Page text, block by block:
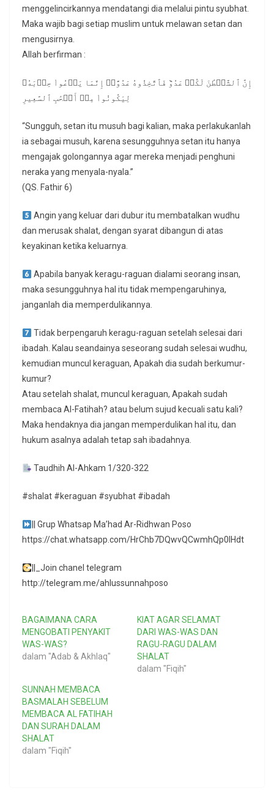
menggelincirkannya mendatangi dia melalui pintu syubhat.
Maka wajib bagi setiap muslim untuk melawan setan dan
mengusirnya.
Allah berfirman :
إِنَّ ٱلشَّيۡطَٰنَ لَكُمۡ عَدُوّٞ فَٱتَّخِذُوهُ عَدُوًّاۚ إِنَّمَا يَدۡعُواْ حِزۡبَهُۥ
لِيَكُونُواْ مِنۡ أَصۡحَٰبِ ٱلسَّعِيرِ
“Sungguh, setan itu musuh bagi kalian, maka perlakukanlah
ia sebagai musuh, karena sesungguhnya setan itu hanya
mengajak golongannya agar mereka menjadi penghuni
neraka yang menyala-nyala.”
(QS. Fathir 6)
Angin yang keluar dari dubur itu membatalkan wudhu
dan merusak shalat, dengan syarat dibangun di atas
keyakinan ketika keluarnya.
Apabila banyak keragu-raguan dialami seorang insan,
maka sesungguhnya hal itu tidak mempengaruhinya,
janganlah dia memperdulikannya.
Tidak berpengaruh keragu-raguan setelah selesai dari
ibadah. Kalau seandainya seseorang sudah selesai wudhu,
kemudian muncul keraguan, Apakah dia sudah berkumur-
kumur?
Atau setelah shalat, muncul keraguan, Apakah sudah
membaca Al-Fatihah? atau belum sujud kecuali satu kali?
Maka hendaknya dia jangan memperdulikan hal itu, dan
hukum asalnya adalah tetap sah ibadahnya.
Taudhih Al-Ahkam 1/320-322
#shalat #keraguan #syubhat #ibadah
|| Grup Whatsap Ma’had Ar-Ridhwan Poso
https://chat.whatsapp.com/HrChb7DQwvQCwmhQp0lHdt
||_Join chanel telegram
http://telegram.me/ahlussunnahposo
BAGAIMANA CARA
MENGOBATI PENYAKIT
WAS-WAS?
dalam "Adab & Akhlaq"
KIAT AGAR SELAMAT
DARI WAS-WAS DAN
RAGU-RAGU DALAM
SHALAT
dalam "Fiqih"
SUNNAH MEMBACA
BASMALAH SEBELUM
MEMBACA AL FATIHAH
DAN SURAH DALAM
SHALAT
dalam "Fiqih"